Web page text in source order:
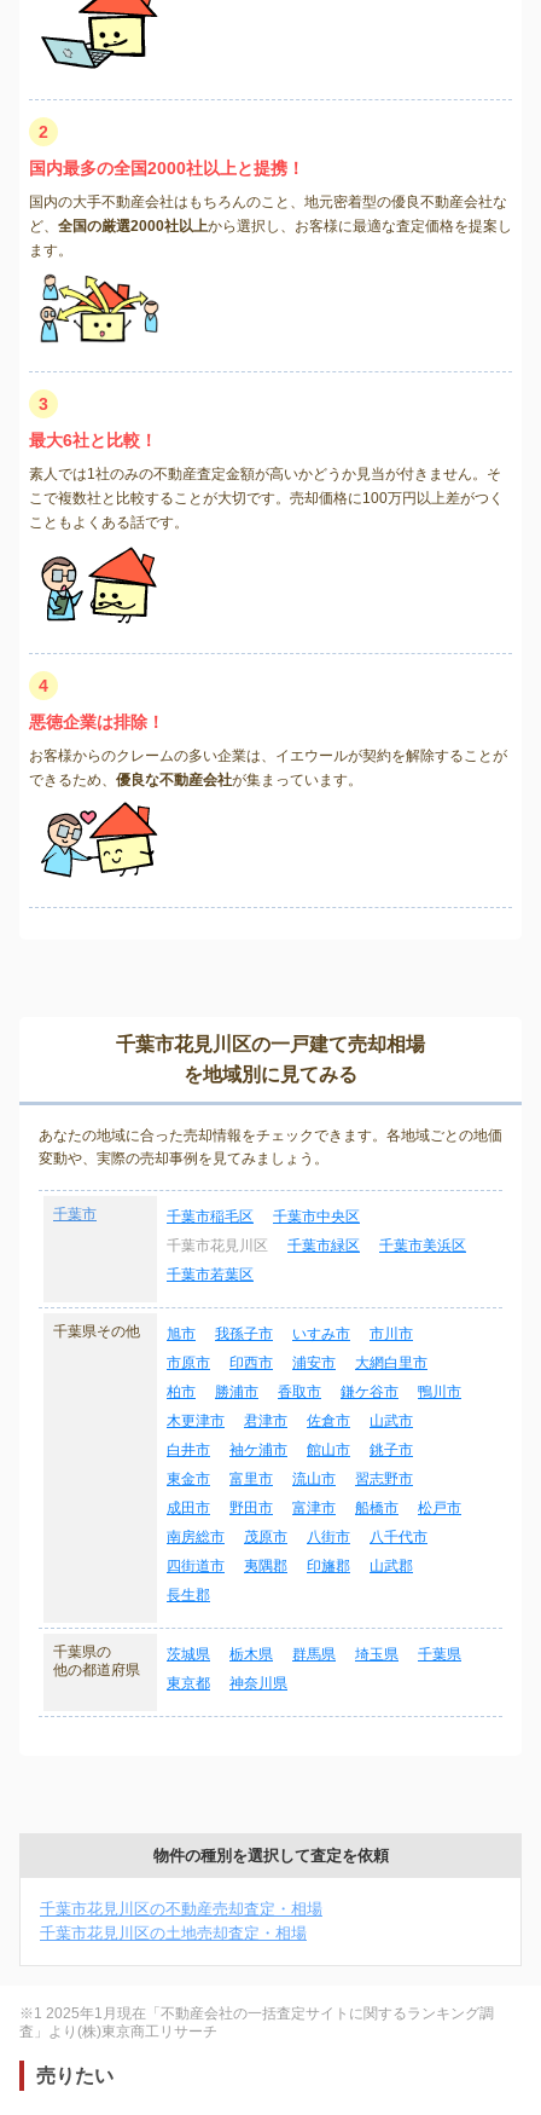
2
国内最多の全国2000社以上と提携！
国内の大手不動産会社はもちろんのこと、地元密着型の優良不動産会社な
ど、 全国の厳選2000社以上から選択し、お客様に最適な査定価格を提案し
ます。
3
最大6社と比較！
素人では1社のみの不動産査定金額が高いかどうか見当が付きません。そ
こで複数社と比較することが大切です。売却価格に100万円以上差がつく
こともよくある話です。
4
悪徳企業は排除！
お客様からのクレームの多い企業は、イエウールが契約を解除することが
できるため、 優良な不動産会社が集まっています。
千葉市花見川区の一戸建て売却相場
を地域別に見てみる
あなたの地域に合った売却情報をチェックできます。各地域ごとの地価
変動や、実際の売却事例を見てみましょう。
千葉市 千葉市稲毛区
千葉市中央区
千葉市花見川区
千葉市緑区
千葉市美浜区
千葉市若葉区
千葉県その他 旭市 我孫子市 いすみ市
市川市
市原市
印西市 浦安市
大網白里市
柏市
勝浦市 香取市 鎌ケ谷市
鴨川市
木更津市
君津市 佐倉市
山武市
白井市
袖ケ浦市 館山市
銚子市
東金市
富里市 流山市
習志野市
成田市
野田市 富津市 船橋市
松戸市
南房総市
茂原市 八街市
八千代市
四街道市
夷隅郡 印旛郡
山武郡
長生郡
千葉県の
他の都道府県
茨城県 栃木県 群馬県 埼玉県
千葉県
東京都
神奈川県
物件の種別を選択して査定を依頼
千葉市花見川区の不動産売却査定・相場
千葉市花見川区の土地売却査定・相場
※1 2025年1月現在「不動産会社の一括査定サイトに関するランキング調
査」より(株)東京商工リサーチ
売りたい